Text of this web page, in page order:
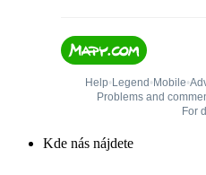
Kde nás nájdete